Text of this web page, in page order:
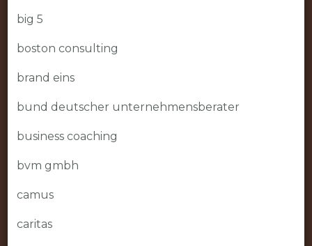
big 5
boston consulting
brand eins
bund deutscher unternehmensberater
business coaching
bvm gmbh
camus
caritas